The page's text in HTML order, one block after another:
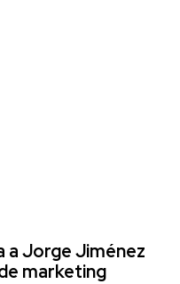
a Jorge Jiménez
marketing